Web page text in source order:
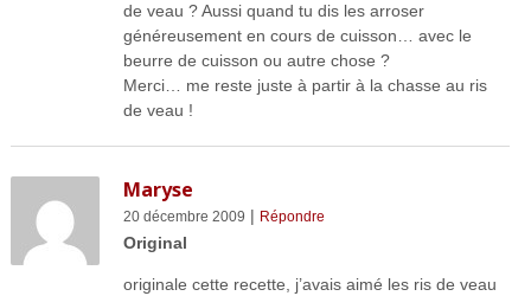
de veau ? Aussi quand tu dis les arroser
généreusement en cours de cuisson… avec le
beurre de cuisson ou autre chose ?
Merci… me reste juste à partir à la chasse au ris
de veau !
Maryse
20 décembre 2009 | Répondre
Original
originale cette recette, j’avais aimé les ris de veau